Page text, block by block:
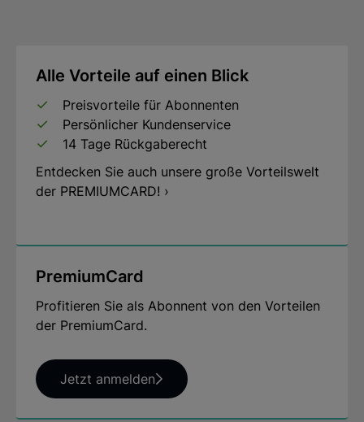
Alle Vorteile auf einen Blick
Preisvorteile für Abonnenten
Persönlicher Kundenservice
14 Tage Rückgaberecht
Entdecken Sie auch unsere große Vorteilswelt
der PREMIUMCARD! ›
PremiumCard
Profitieren Sie als Abonnent von den Vorteilen
der PremiumCard.
Jetzt anmelden